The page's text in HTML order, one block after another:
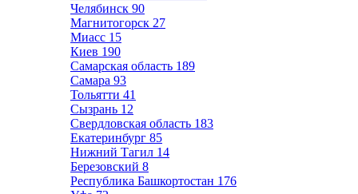
Челябинск 90
Магнитогорск 27
Миасс 15
Киев 190
Самарская область 189
Самара 93
Тольятти 41
Сызрань 12
Свердловская область 183
Екатеринбург 85
Нижний Тагил 14
Березовский 8
Республика Башкортостан 176